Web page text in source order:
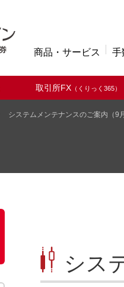
商品・サービス 手
取引所FX（くりっく365）
システムメンテナンスのご案内（9
シス